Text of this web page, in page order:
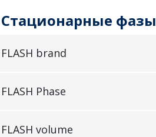
Стационарные фазы
FLASH brand
FLASH Phase
FLASH volume